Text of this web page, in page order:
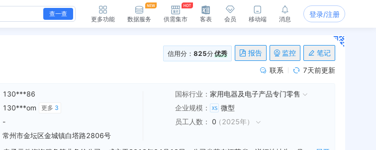
查一查
更多功能 数据服务 供需集市 客表 会员 移动端 消息
登录/注册
信用分： 825分优秀 报告 监控 笔记
联系 7天前更新
130***86
130***om 更多 3
-
常州市金坛区金城镇白塔路2806号
国标行业： 家用电器及电子产品专门零售
企业规模 ：
微型
员工人数 ： 0（2025年）